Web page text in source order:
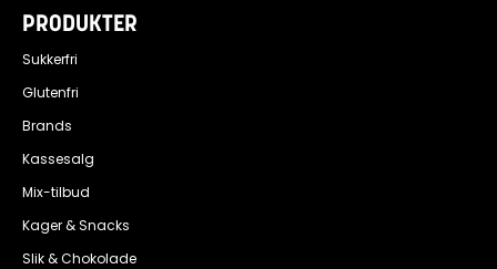
PRODUKTER
Sukkerfri
Glutenfri
Brands
Kassesalg
Mix-tilbud
Kager & Snacks
Slik & Chokolade